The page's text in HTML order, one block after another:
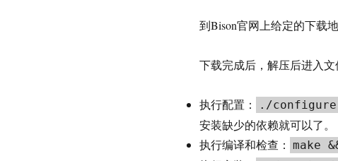
到Bison官网上给定的下载
下载完成后，解压后进入
执行配置： ./configure
安装缺少的依赖就可以了。
执行编译和检查：
make